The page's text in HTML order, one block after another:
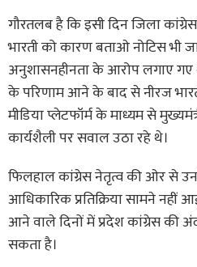
गौरतलब है कि इसी दिन जिला
भारती को कारण बताओ नोटिस भी
अनुशासनहीनता के आरोप लगाए
के परिणाम आने के बाद से नीरज
मीडिया प्लेटफॉर्म के माध्यम से
कार्यशैली पर सवाल उठा रहे थे।
फिलहाल कांग्रेस नेतृत्व की ओर से
आधिकारिक प्रतिक्रिया सामने नहीं
आने वाले दिनों में प्रदेश कांग्रेस की
सकता है।